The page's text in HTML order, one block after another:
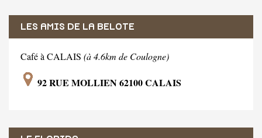
LES AMIS DE LA BELOTE
Café à CALAIS (à 4.6km de Coulogne)
92 RUE MOLLIEN 62100 CALAIS